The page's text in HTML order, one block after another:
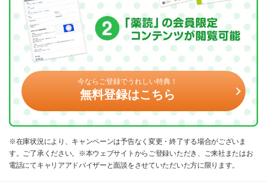
今ならご登録でうれしい特典！
無料登録はこちら
※在庫状況により、キャンペーンは予告なく変更・終了する場合がございま
す。ご了承ください。※本ウェブサイトからご登録いただき、ご来社またはお
電話にてキャリアアドバイザーと面談をさせていただいた方に限ります。